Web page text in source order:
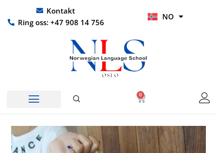
rett
Kontakt
Ring oss: +47 908 14 756
NO
HI
0
Handlekurv